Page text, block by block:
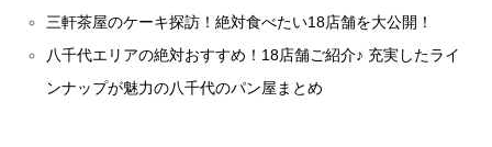
三軒茶屋のケーキ探訪！絶対食べたい18店舗を大公開！
八千代エリアの絶対おすすめ！18店舗ご紹介♪ 充実したライ
ンナップが魅力の八千代のパン屋まとめ